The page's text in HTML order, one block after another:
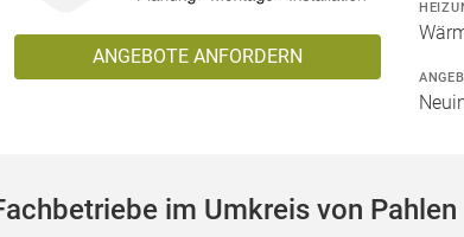
ANGEBOTE ANFORDERN
im Umkreis von Pahlen